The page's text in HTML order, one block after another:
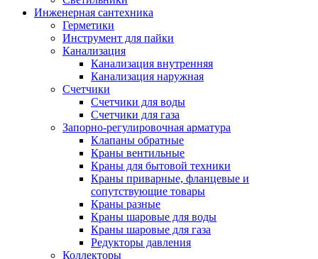
Инженерная сантехника
Герметики
Инструмент для пайки
Канализация
Канализация внутренняя
Канализация наружная
Счетчики
Счетчики для воды
Счетчики для газа
Запорно-регулировочная арматура
Клапаны обратные
Краны вентильные
Краны для бытовой техники
Краны приварные, фланцевые и
сопутствующие товары
Краны разные
Краны шаровые для воды
Краны шаровые для газа
Редукторы давления
Коллекторы